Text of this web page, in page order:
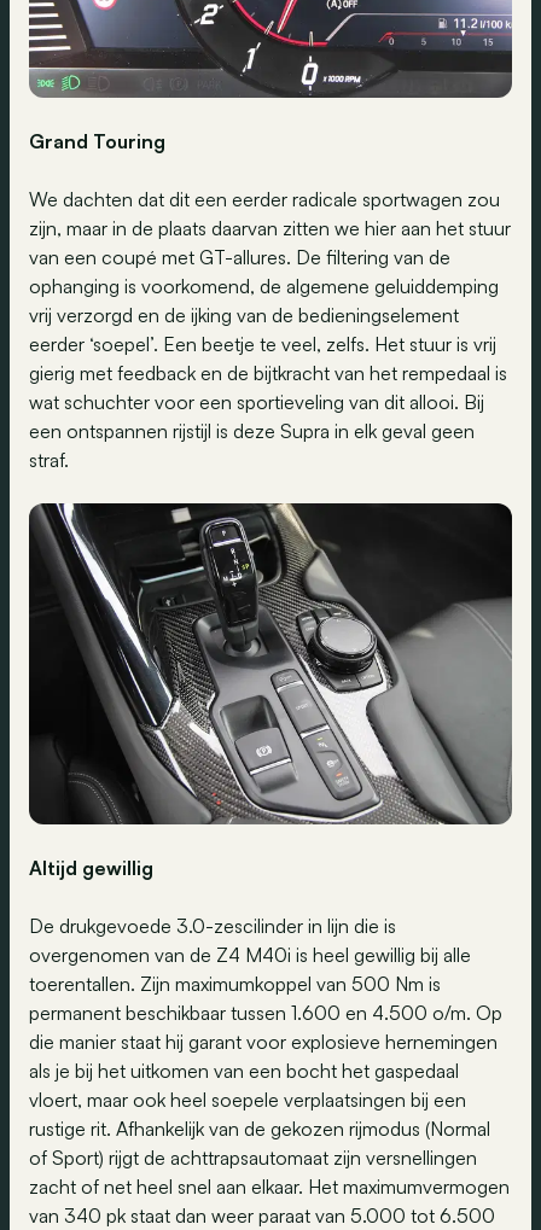
Grand Touring
We dachten dat dit een eerder radicale sportwagen zou
zijn, maar in de plaats daarvan zitten we hier aan het stuur
van een coupé met GT-allures. De filtering van de
ophanging is voorkomend, de algemene geluiddemping
vrij verzorgd en de ijking van de bedieningselement
eerder ‘soepel’. Een beetje te veel, zelfs. Het stuur is vrij
gierig met feedback en de bijtkracht van het rempedaal is
wat schuchter voor een sportieveling van dit allooi. Bij
een ontspannen rijstijl is deze Supra in elk geval geen
straf.
Altijd gewillig
De drukgevoede 3.0-zescilinder in lijn die is
overgenomen van de Z4 M40i is heel gewillig bij alle
toerentallen. Zijn maximumkoppel van 500 Nm is
permanent beschikbaar tussen 1.600 en 4.500 o/m. Op
die manier staat hij garant voor explosieve hernemingen
als je bij het uitkomen van een bocht het gaspedaal
vloert, maar ook heel soepele verplaatsingen bij een
rustige rit. Afhankelijk van de gekozen rijmodus (Normal
of Sport) rijgt de achttrapsautomaat zijn versnellingen
zacht of net heel snel aan elkaar. Het maximumvermogen
van 340 pk staat dan weer paraat van 5.000 tot 6.500